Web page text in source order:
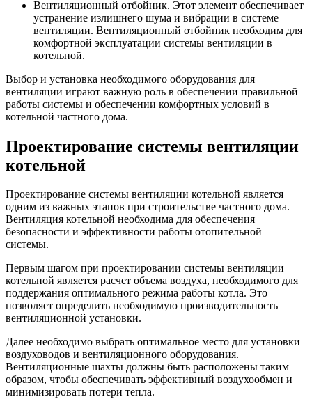
Вентиляционный отбойник. Этот элемент обеспечивает
устранение излишнего шума и вибрации в системе
вентиляции. Вентиляционный отбойник необходим для
комфортной эксплуатации системы вентиляции в
котельной.
Выбор и установка необходимого оборудования для
вентиляции играют важную роль в обеспечении правильной
работы системы и обеспечении комфортных условий в
котельной частного дома.
Проектирование системы вентиляции
котельной
Проектирование системы вентиляции котельной является
одним из важных этапов при строительстве частного дома.
Вентиляция котельной необходима для обеспечения
безопасности и эффективности работы отопительной
системы.
Первым шагом при проектировании системы вентиляции
котельной является расчет объема воздуха, необходимого для
поддержания оптимального режима работы котла. Это
позволяет определить необходимую производительность
вентиляционной установки.
Далее необходимо выбрать оптимальное место для установки
воздуховодов и вентиляционного оборудования.
Вентиляционные шахты должны быть расположены таким
образом, чтобы обеспечивать эффективный воздухообмен и
минимизировать потери тепла.